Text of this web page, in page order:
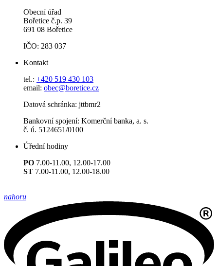
Obecní úřad
Bořetice č.p. 39
691 08 Bořetice
IČO: 283 037
Kontakt
tel.: +420 519 430 103
email: obec@boretice.cz
Datová schránka: jttbmr2
Bankovní spojení: Komerční banka, a. s.
č. ú. 5124651/0100
Úřední hodiny
PO 7.00-11.00, 12.00-17.00
ST 7.00-11.00, 12.00-18.00
nahoru